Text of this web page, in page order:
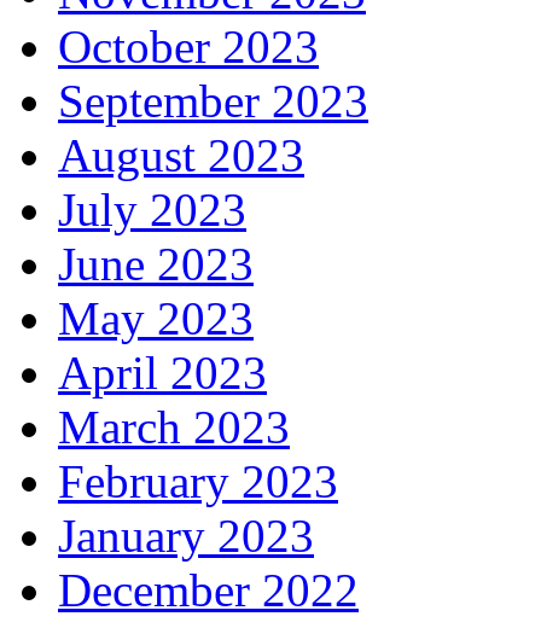
October 2023
September 2023
August 2023
July 2023
June 2023
May 2023
April 2023
March 2023
February 2023
January 2023
December 2022